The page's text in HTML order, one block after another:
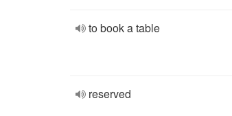
to book a table
reserved